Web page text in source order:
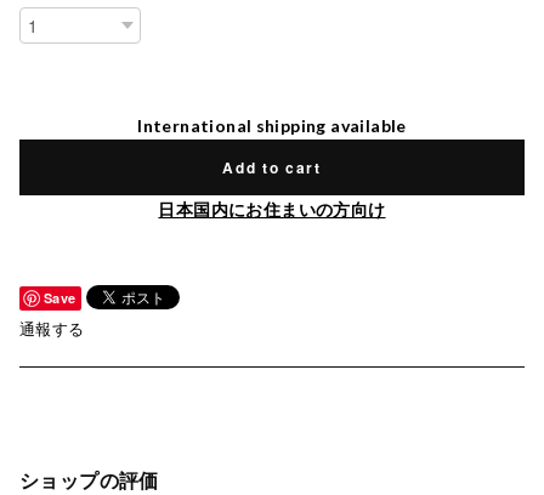
International shipping available
Add to cart
日本国内にお住まいの方向け
Save
通報する
ショップの評価